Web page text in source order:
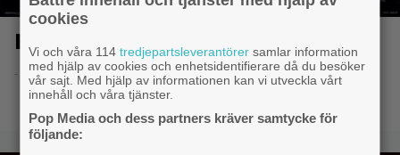
Bram Stoker’s Dracula
- 8.6.2014 20:50
cookies
Vi och våra 114tredjepartsleverantörer samlar information
med hjälp av cookies och enhetsidentifierare då du besöker
vår sajt. Med hjälp av informationen kan vi utveckla vårt
innehåll och våra tjänster.
Pop Media och dess partners kräver samtycke för
följande: